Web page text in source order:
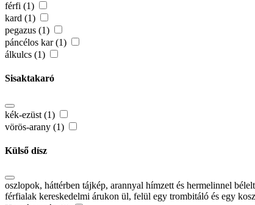
férfi (1)
kard (1)
pegazus (1)
páncélos kar (1)
álkulcs (1)
Sisaktakaró
kék-ezüst (1)
vörös-arany (1)
Külső dísz
oszlopok, háttérben tájkép, arannyal hímzett és hermelinnel
férfialak kereskedelmi árukon ül, felül egy trombitáló és egy